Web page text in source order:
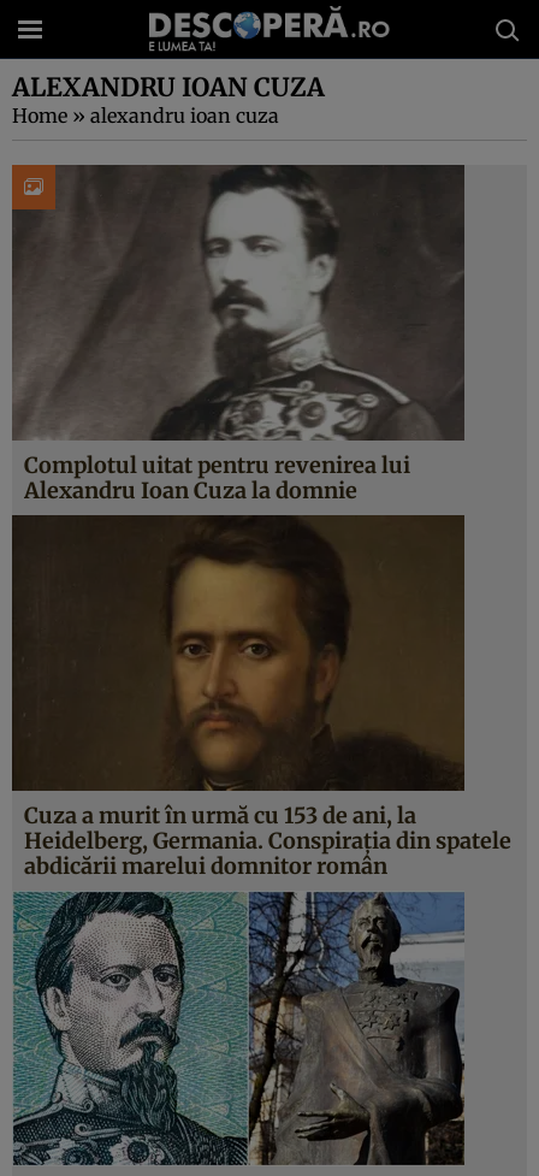
ALEXANDRU IOAN CUZA
Home » alexandru ioan cuza
Complotul uitat pentru revenirea lui
Alexandru Ioan Cuza la domnie
Cuza a murit în urmă cu 153 de ani, la
Heidelberg, Germania. Conspiraţia din spatele
abdicării marelui domnitor român